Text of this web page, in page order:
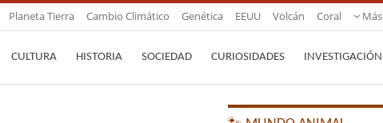
Planeta Tierra Cambio Climático Genética EEUU Volcán Coral Más
CULTURA HISTORIA SOCIEDAD CURIOSIDADES INVESTIGACIÓN